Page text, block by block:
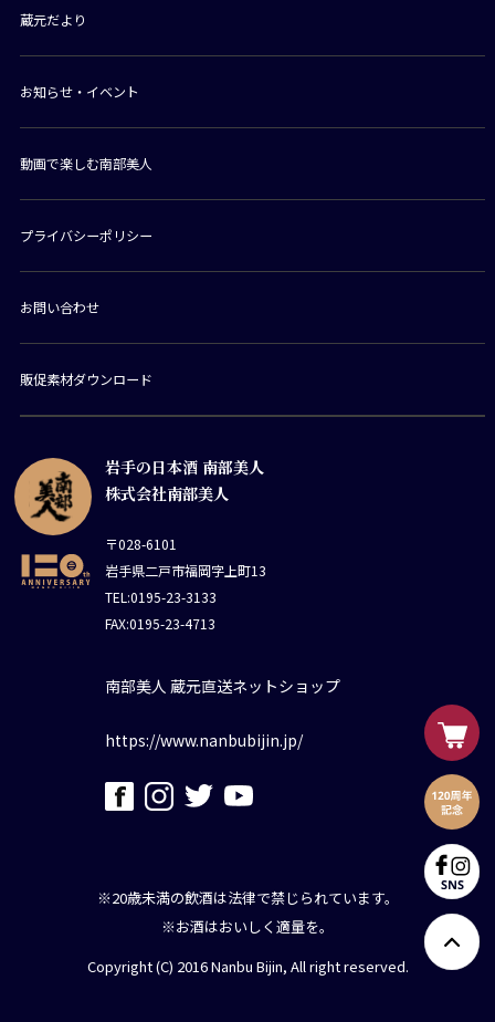
岩手の日本酒 南部美人
株式会社南部美人
〒028-6101
岩手県二戸市福岡字上町13
TEL:0195-23-3133
FAX:0195-23-4713
南部美人 蔵元直送ネットショップ
https://www.nanbubijin.jp/
蔵元だより
お知らせ・イベント
動画で楽しむ南部美人
プライバシーポリシー
お問い合わせ
販促素材ダウンロード
※20歳未満の飲酒は法律で禁じられています。
※お酒はおいしく適量を。
Copyright (C) 2016 Nanbu Bijin, All right reserved.